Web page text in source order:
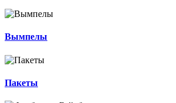
Вымпелы
Пакеты